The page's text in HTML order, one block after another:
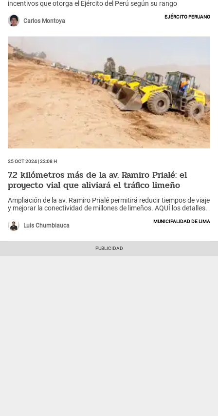
incentivos que otorga el Ejército del Perú según su rango
Carlos Montoya
Ejército Peruano
25 Oct 2024 | 22:08 h
7.2 kilómetros más de la av. Ramiro Prialé: el
proyecto vial que aliviará el tráfico limeño
Ampliación de la av. Ramiro Prialé permitirá reducir tiempos de viaje
y mejorar la conectividad de millones de limeños. AQUÍ los detalles.
Luis Chumbiauca
Municipalidad de Lima